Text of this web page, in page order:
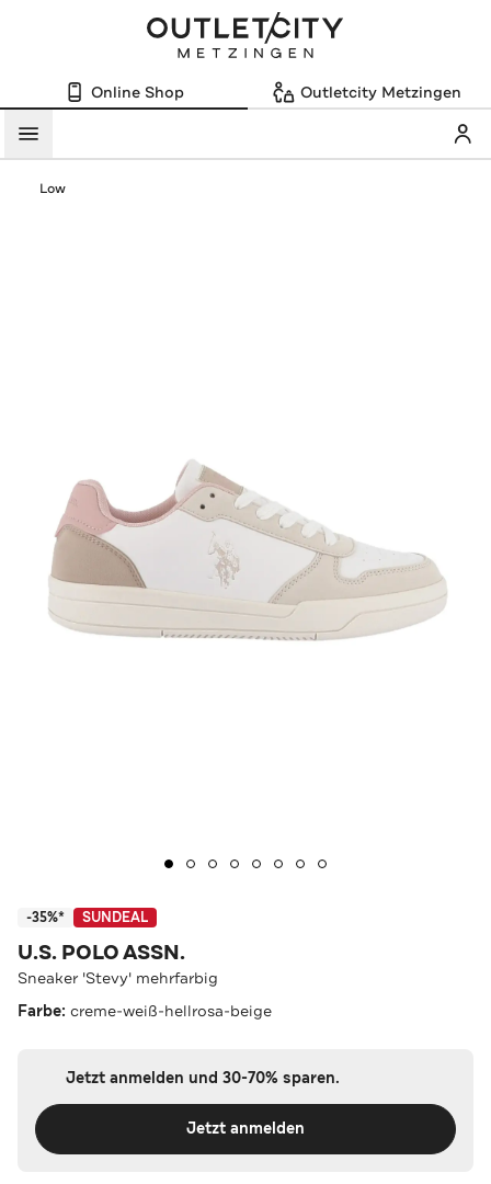
Online Shop Outletcity Metzingen
Menü
Low
-35%* SUNDEAL
U.S. POLO ASSN.
Sneaker 'Stevy' mehrfarbig
Farbe: creme-weiß-hellrosa-beige
Jetzt anmelden und 30-70% sparen.
Jetzt anmelden